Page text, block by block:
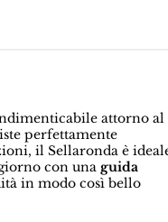
attorno al
perfettamente
il Sellaronda è
con una guida
in modo così bello